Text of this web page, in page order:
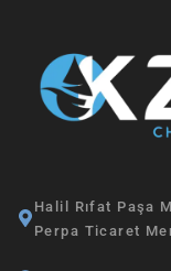
Halil Rıfat Paşa
Perpa Ticaret